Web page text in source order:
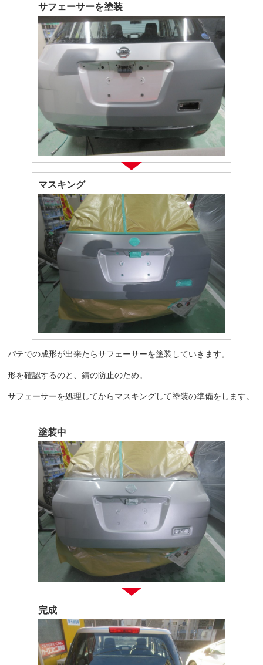
サフェーサーを塗装
マスキング
パテでの成形が出来たらサフェーサーを塗装していきます。
形を確認するのと、錆の防止のため。
サフェーサーを処理してからマスキングして塗装の準備をします。
塗装中
完成